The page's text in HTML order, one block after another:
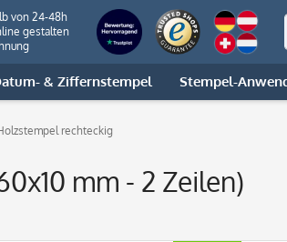
von 24-48h
gestalten
& Ziffernstempel Stempel-
rechteckig
mm - 2 Zeilen)